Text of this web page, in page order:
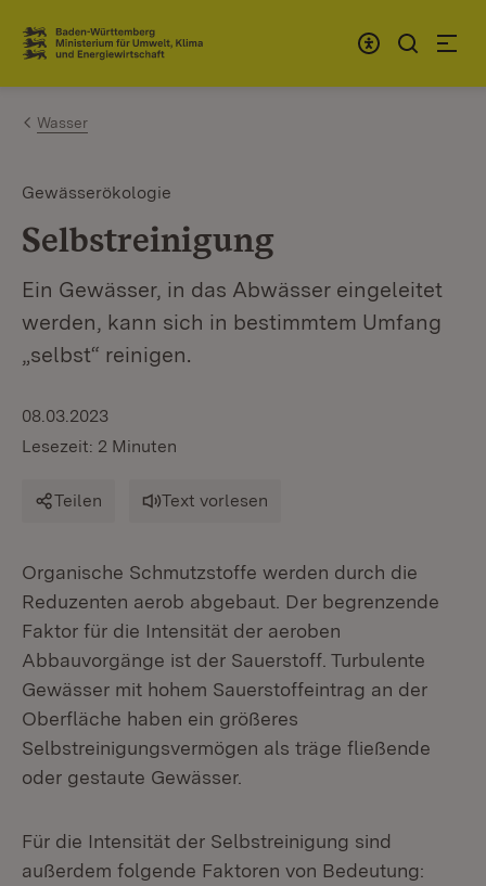
Zum Inhalt springen
Link zur Startseite
Wasser
Gewässerökologie
Selbstreinigung
Ein Gewässer, in das Abwässer eingeleitet
werden, kann sich in bestimmtem Umfang
„selbst“ reinigen.
08.03.2023
Lesezeit: 2 Minuten
Teilen Text vorlesen
Organische Schmutzstoffe werden durch die
Reduzenten aerob abgebaut. Der begrenzende
Faktor für die Intensität der aeroben
Abbauvorgänge ist der Sauerstoff. Turbulente
Gewässer mit hohem Sauerstoffeintrag an der
Oberfläche haben ein größeres
Selbstreinigungsvermögen als träge fließende
oder gestaute Gewässer.
Für die Intensität der Selbstreinigung sind
außerdem folgende Faktoren von Bedeutung: